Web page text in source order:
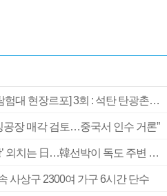
[2026 부산청소년극지체험탐험대 현장르포] 3회 : 석탄 탄광촌에서 북극 연구의 중심지로
공장 매각 검토…중국서 인수 거론”
[속보] 여전히 ‘독도는 우리땅’ 외치는 日…韓선박이 독도 주변 해양조사 활동하자 반발
사상구 2300여 가구 6시간 단수